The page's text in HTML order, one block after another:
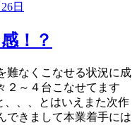
日
！？
難なくこなせる状況に成
２～４台こなせてます
、、、とはいえまた次作
できまして本業着手には